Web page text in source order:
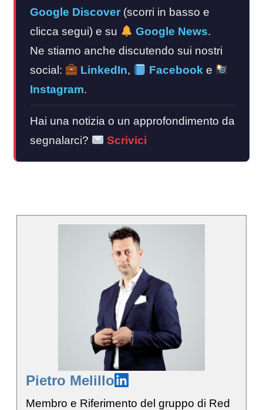
Google Discover (scorri in basso e
clicca segui) e su
Google News.
Ne stiamo anche discutendo sui nostri
social:
LinkedIn, Facebook e
Instagram.
Hai una notizia o un approfondimento da
segnalarci?
Scrivici
Pietro Melillo
Membro e Riferimento del gruppo di Red